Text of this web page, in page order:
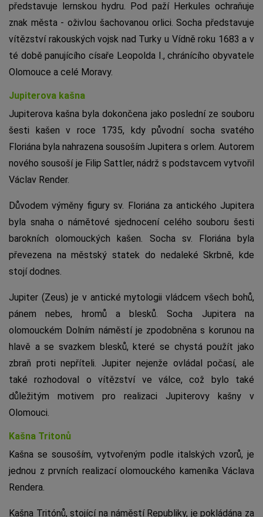
představuje lernskou hydru. Pod paží Herkules ochraňuje
znak města - oživlou šachovanou orlici. Socha představuje
vítězství rakouských vojsk nad Turky u Vídně roku 1683 a v
té době panujícího císaře Leopolda I., chránícího obyvatele
Olomouce a celé Moravy.
Jupiterova kašna
Jupiterova kašna byla dokončena jako poslední ze souboru
šesti kašen v roce 1735, kdy původní socha svatého
Floriána byla nahrazena sousoším Jupitera s orlem. Autorem
nového sousoší je Filip Sattler, nádrž s podstavcem vytvořil
Václav Render.
Důvodem výměny figury sv. Floriána za antického Jupitera
byla snaha o námětové sjednocení celého souboru šesti
barokních olomouckých kašen. Socha sv. Floriána byla
převezena na městský statek do nedaleké Skrbně, kde
stojí dodnes.
Jupiter (Zeus) je v antické mytologii vládcem všech bohů,
pánem nebes, hromů a blesků. Socha Jupitera na
olomouckém Dolním náměstí je zpodobněna s korunou na
hlavě a se svazkem blesků, které se chystá použít jako
zbraň proti nepříteli. Jupiter nejenže ovládal počasí, ale
také rozhodoval o vítězství ve válce, což bylo také
důležitým motivem pro realizaci Jupiterovy kašny v
Olomouci.
Kašna Tritonů
Kašna se sousoším, vytvořeným podle italských vzorů, je
jednou z prvních realizací olomouckého kameníka Václava
Rendera.
Kašna Tritónů, stojící na náměstí Republiky, je pokládána za